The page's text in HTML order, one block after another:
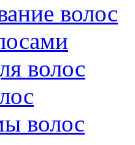
волос
волос
волос